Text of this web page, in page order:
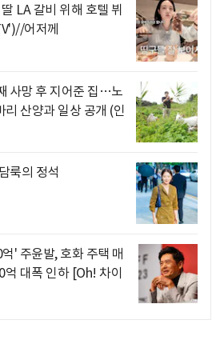
LA 갈비 위해 호텔 뷔
어저께
사망 후 지어준 집…노
리 산양과 일상 공개 (인
룩의 정석
' 주윤발, 호화 주택 매
억 대폭 인하 [Oh! 차이